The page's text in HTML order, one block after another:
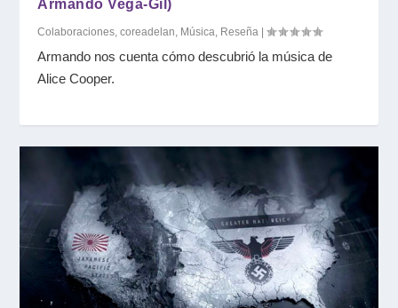
Armando Vega-Gil)
Colaboraciones,coreadelan, Música, Reseña |
Armando nos cuenta cómo descubrió la música de
Alice Cooper.